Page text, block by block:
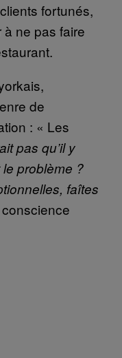
fortunés,
à ne pas faire
de
: « Les
pas qu’il y
problème ?
faîtes